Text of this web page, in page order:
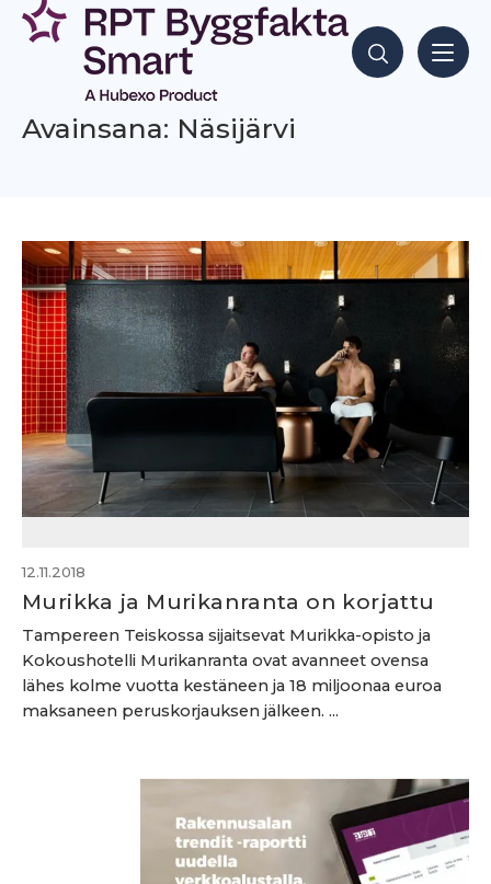
Siirry
sisältöön
Hae sisältöjä
Avainsana: Näsijärvi
12.11.2018
Murikka ja Murikanranta on korjattu
Tampereen Teiskossa sijaitsevat Murikka-opisto ja
Kokoushotelli Murikanranta ovat avanneet ovensa
lähes kolme vuotta kestäneen ja 18 miljoonaa euroa
maksaneen peruskorjauksen jälkeen. ...